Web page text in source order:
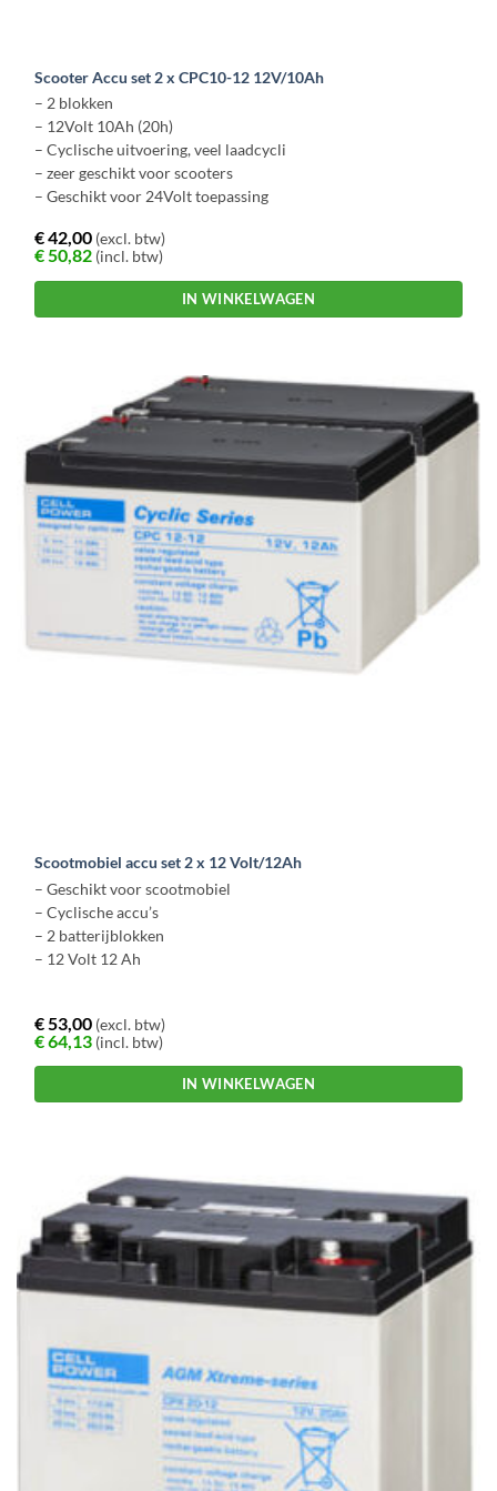
Scooter Accu set 2 x CPC10-12 12V/10Ah
– 2 blokken
– 12Volt 10Ah (20h)
– Cyclische uitvoering, veel laadcycli
– zeer geschikt voor scooters
– Geschikt voor 24Volt toepassing
€42,00 (excl. btw)
€50,82 (incl. btw)
IN WINKELWAGEN
Scootmobiel accu set 2 x 12 Volt/12Ah
– Geschikt voor scootmobiel
– Cyclische accu’s
– 2 batterijblokken
– 12 Volt 12 Ah
€ 53,00 (excl. btw)
€64,13 (incl. btw)
IN WINKELWAGEN